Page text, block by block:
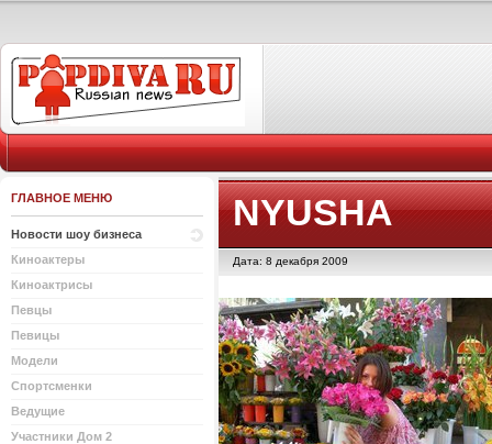
ГЛАВНОЕ МЕНЮ
Новости шоу бизнеса
Киноактеры
Киноактрисы
Певцы
Певицы
Модели
Спортсменки
Ведущие
Участники Дом 2
NYUSHA
Дата: 8 декабря 2009